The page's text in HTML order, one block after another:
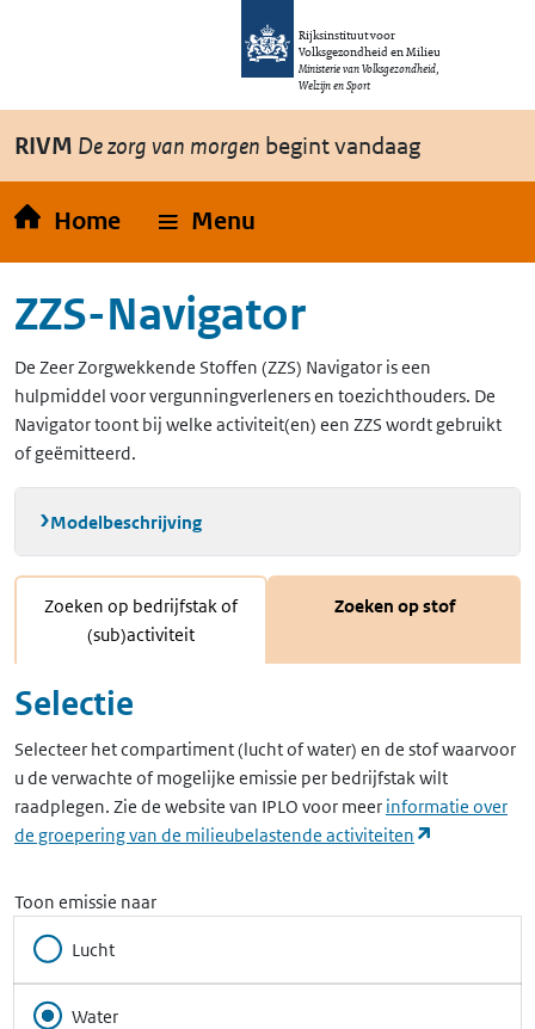
Overslaan en naar de inhoud gaan
Rijksinstituut voor
Volksgezondheid en Milieu
Ministerie van Volksgezondheid,
Welzijn en Sport
RIVM De zorg van morgen begint vandaag
Home Menu
ZZS-Navigator
De Zeer Zorgwekkende Stoffen (ZZS) Navigator is een
hulpmiddel voor vergunningverleners en toezichthouders. De
Navigator toont bij welke activiteit(en) een ZZS wordt gebruikt
of geëmitteerd.
Modelbeschrijving
Zoeken op bedrijfstak of
(sub)activiteit
Zoeken op stof
Selectie
Selecteer het compartiment (lucht of water) en de stof waarvoor
u de verwachte of mogelijke emissie per bedrijfstak wilt
raadplegen. Zie de website van IPLO voor meer informatie over
de groepering van de milieubelastende activiteiten
Toon emissie naar
Lucht
Water